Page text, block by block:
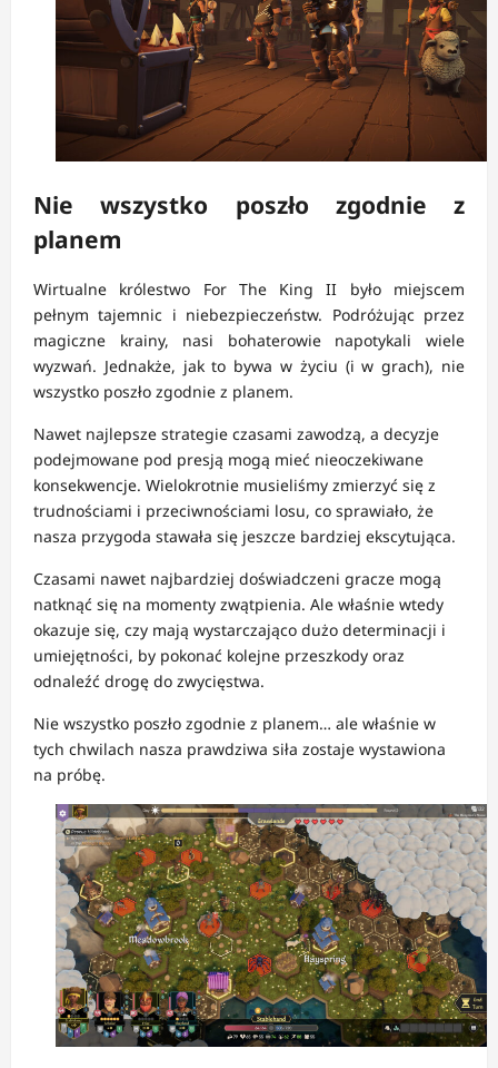
Nie wszystko poszło zgodnie z
planem
Wirtualne królestwo For The King II było miejscem
pełnym tajemnic i niebezpieczeństw. Podróżując przez
magiczne krainy, nasi bohaterowie napotykali wiele
wyzwań. Jednakże, jak to bywa w życiu (i w grach), nie
wszystko poszło zgodnie z planem.
Nawet najlepsze strategie czasami zawodzą, a decyzje
podejmowane pod presją mogą mieć nieoczekiwane
konsekwencje. Wielokrotnie musieliśmy zmierzyć się z
trudnościami i przeciwnościami losu, co sprawiało, że
nasza przygoda stawała się jeszcze bardziej ekscytująca.
Czasami nawet najbardziej doświadczeni gracze mogą
natknąć się na momenty zwątpienia. Ale właśnie wtedy
okazuje się, czy mają wystarczająco dużo determinacji i
umiejętności, by pokonać kolejne przeszkody oraz
odnaleźć drogę do zwycięstwa.
Nie wszystko poszło zgodnie z planem… ale właśnie w
tych chwilach nasza prawdziwa siła zostaje wystawiona
na próbę.